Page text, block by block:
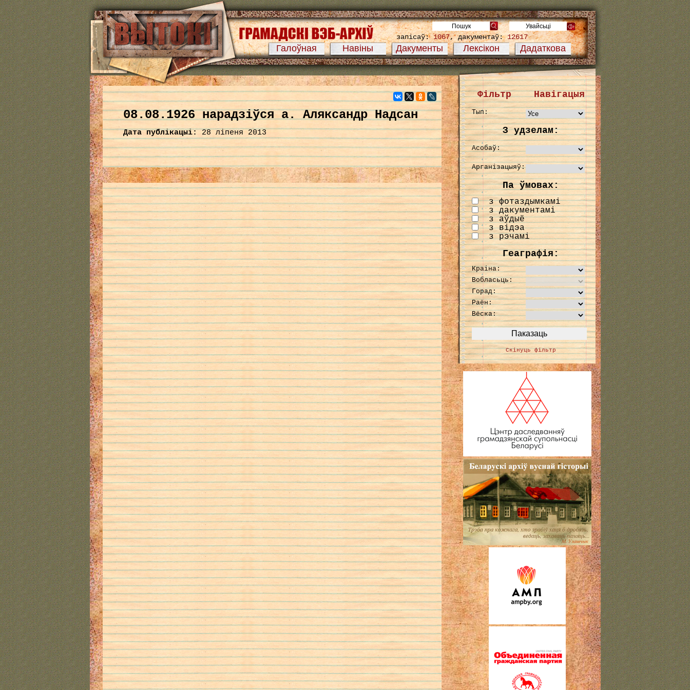
Галоўная Навіны Дакументы Лексікон Дадаткова
запісаў:1067, дакументаў:12617
08.08.1926 нарадзіўся а. Аляксандр Надсан
Дата публікацыі:28 ліпеня 2013
Фільтр Навігацыя
Тып:
З удзелам:
Асобаў:
Арганізацыяў:
Па ўмовах:
з фотаздымкамі
з дакументамі
з аўдыё
з відэа
з рэчамі
Геаграфія:
Краіна:
Вобласьць:
Горад:
Раён:
Вёска:
Скінуць фільтр